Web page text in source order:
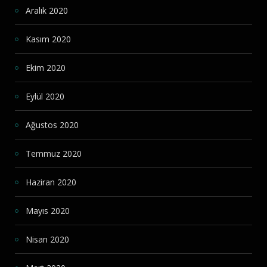
Aralık 2020
Kasım 2020
Ekim 2020
Eylül 2020
Ağustos 2020
Temmuz 2020
Haziran 2020
Mayıs 2020
Nisan 2020